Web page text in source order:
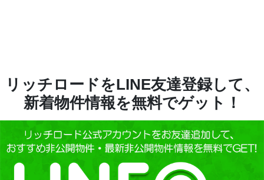
リッチロードをLINE友達登録して、
新着物件情報を無料でゲット！